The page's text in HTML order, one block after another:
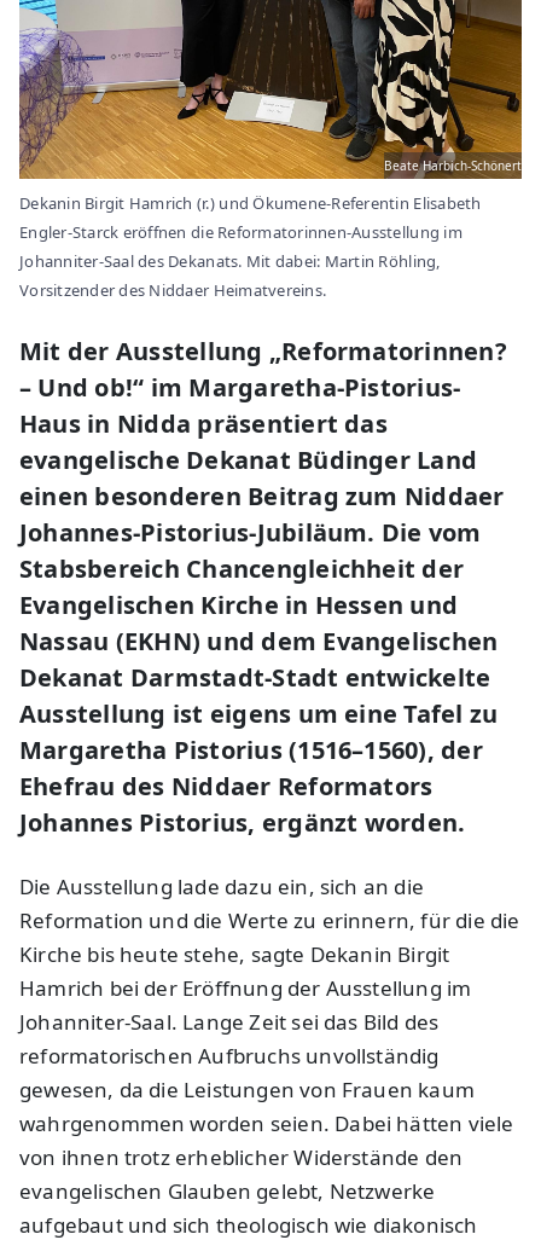
Beate Harbich-Schönert
Dekanin Birgit Hamrich (r.) und Ökumene-Referentin Elisabeth
Engler-Starck eröffnen die Reformatorinnen-Ausstellung im
Johanniter-Saal des Dekanats. Mit dabei: Martin Röhling,
Vorsitzender des Niddaer Heimatvereins.
Mit der Ausstellung „Reformatorinnen?
– Und ob!“ im Margaretha-Pistorius-
Haus in Nidda präsentiert das
evangelische Dekanat Büdinger Land
einen besonderen Beitrag zum Niddaer
Johannes-Pistorius-Jubiläum. Die vom
Stabsbereich Chancengleichheit der
Evangelischen Kirche in Hessen und
Nassau (EKHN) und dem Evangelischen
Dekanat Darmstadt-Stadt entwickelte
Ausstellung ist eigens um eine Tafel zu
Margaretha Pistorius (1516–1560), der
Ehefrau des Niddaer Reformators
Johannes Pistorius, ergänzt worden.
Die Ausstellung lade dazu ein, sich an die
Reformation und die Werte zu erinnern, für die die
Kirche bis heute stehe, sagte Dekanin Birgit
Hamrich bei der Eröffnung der Ausstellung im
Johanniter-Saal. Lange Zeit sei das Bild des
reformatorischen Aufbruchs unvollständig
gewesen, da die Leistungen von Frauen kaum
wahrgenommen worden seien. Dabei hätten viele
von ihnen trotz erheblicher Widerstände den
evangelischen Glauben gelebt, Netzwerke
aufgebaut und sich theologisch wie diakonisch